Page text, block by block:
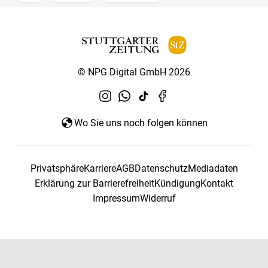
© NPG Digital GmbH 2026
Wo Sie uns noch folgen können
PrivatsphäreKarriereAGBDatenschutzMediadaten
Erklärung zur BarrierefreiheitKündigungKontakt
ImpressumWiderruf